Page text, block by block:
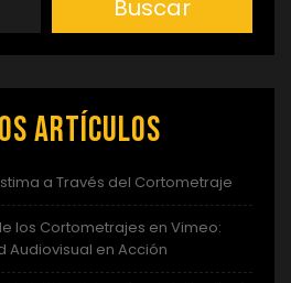
Buscar
artículos
a Través del Cortometraje
los Cortometrajes en Vimeo:
Audiovisual en Acción